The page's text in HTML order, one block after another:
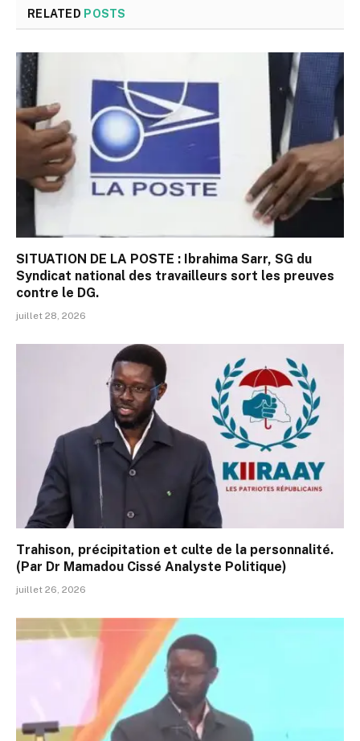
RELATED POSTS
SITUATION DE LA POSTE : Ibrahima Sarr, SG du
Syndicat national des travailleurs sort les preuves
contre le DG.
juillet 28, 2026
Trahison, précipitation et culte de la personnalité.
(Par Dr Mamadou Cissé Analyste Politique)
juillet 26, 2026